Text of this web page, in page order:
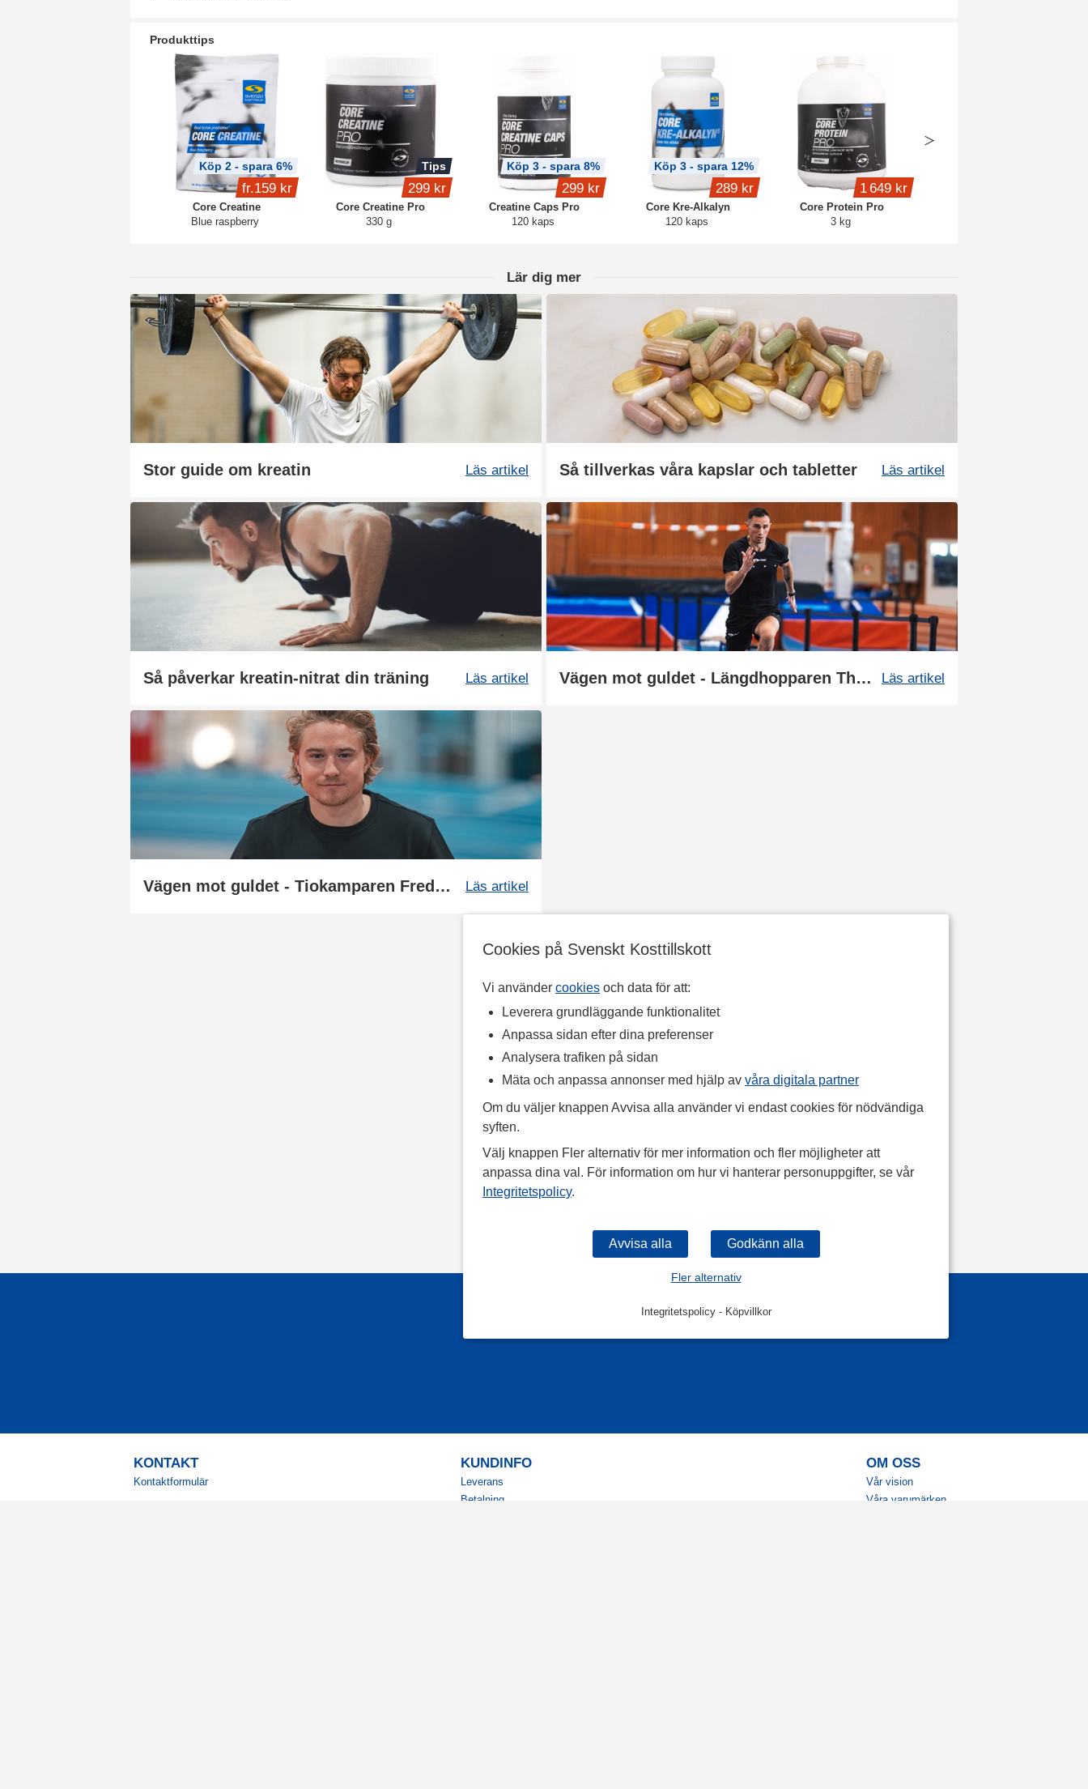
Cookies på Svenskt Kosttillskott
Vi använder cookies och data för att:
Leverera grundläggande funktionalitet
Anpassa sidan efter dina preferenser
Analysera trafiken på sidan
Mäta och anpassa annonser med hjälp av våra digitala partner
Om du väljer knappen Avvisa alla använder vi endast cookies för nödvändiga
syften.
Välj knappen Fler alternativ för mer information och fler möjligheter att
anpassa dina val. För information om hur vi hanterar personuppgifter, se vår
Integritetspolicy.
Fler alternativ
Integritetspolicy- Köpvillkor
Produkttips
Core Creatine
Blue raspberry
Köp 2 - spara 6%
fr.159 kr
Core Creatine Pro
330 g
Tips
299 kr
Creatine Caps Pro
120 kaps
Köp 3 - spara 8%
299 kr
Core Kre-Alkalyn
120 kaps
Köp 3 - spara 12%
289 kr
Core Protein Pro
3 kg
1 649 kr
Lär dig mer
Stor guide om kreatin Läs artikel Så tillverkas våra kapslar och tabletter Läs artikel
Så påverkar kreatin-nitrat din träning Läs artikel Vägen mot guldet - Längdhopparen Thobias Montler Läs artikel
Vägen mot guldet - Tiokamparen Fredrik Samuelsson Läs artikel
KONTAKT
Kontaktformulär
KUNDINFO
Leverans
Betalning
OM OSS
Vår vision
Våra varumärken